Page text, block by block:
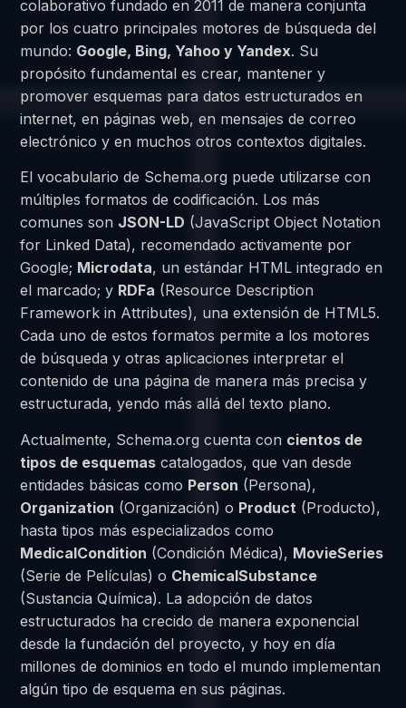
colaborativo fundado en 2011 de manera conjunta
por los cuatro principales motores de búsqueda del
mundo: Google, Bing, Yahoo y Yandex. Su
propósito fundamental es crear, mantener y
promover esquemas para datos estructurados en
internet, en páginas web, en mensajes de correo
electrónico y en muchos otros contextos digitales.
El vocabulario de Schema.org puede utilizarse con
múltiples formatos de codificación. Los más
comunes son JSON-LD (JavaScript Object Notation
for Linked Data), recomendado activamente por
Google; Microdata, un estándar HTML integrado en
el marcado; y RDFa (Resource Description
Framework in Attributes), una extensión de HTML5.
Cada uno de estos formatos permite a los motores
de búsqueda y otras aplicaciones interpretar el
contenido de una página de manera más precisa y
estructurada, yendo más allá del texto plano.
Actualmente, Schema.org cuenta con cientos de
tipos de esquemas catalogados, que van desde
entidades básicas como Person (Persona),
Organization (Organización) o Product (Producto),
hasta tipos más especializados como
MedicalCondition (Condición Médica), MovieSeries
(Serie de Películas) o ChemicalSubstance
(Sustancia Química). La adopción de datos
estructurados ha crecido de manera exponencial
desde la fundación del proyecto, y hoy en día
millones de dominios en todo el mundo implementan
algún tipo de esquema en sus páginas.